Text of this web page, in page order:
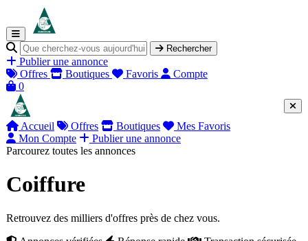
Rechercher
Publier une annonce
Offres
Boutiques Favoris
Compte
0
Accueil Offres Boutiques
Mes Favoris
Mon Compte
Publier une annonce
Parcourez toutes les annonces
Coiffure
Retrouvez des milliers d'offres près de chez vous.